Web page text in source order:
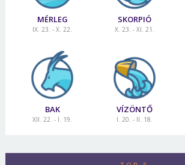
MÉRLEG
IX. 23. - X. 22.
SKORPIÓ
X. 23. - XI. 21.
BAK
XII. 22. - I. 19.
VÍZÖNTŐ
I. 20. - II. 18.